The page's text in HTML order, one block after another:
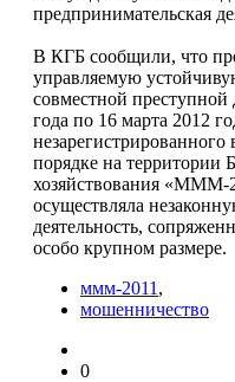
предпринимательская
В КГБ сообщили, что
управляемую
совместной преступной
года по 16 марта 2012
порядке на территории
хозяйствования «МММ-
осуществляла
деятельность,
особо крупном размере.
ммм-2011 ,
мошенничество
0